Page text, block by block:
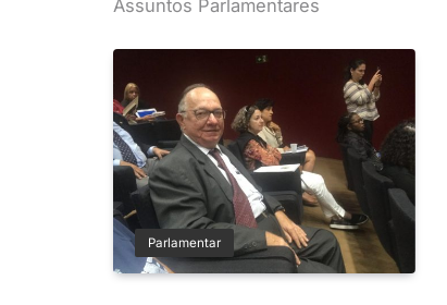
Assuntos Parlamentares
Parlamentar